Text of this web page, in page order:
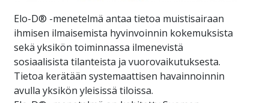
Elo-D® -menetelmä antaa tietoa muistisairaan
ihmisen ilmaisemista hyvinvoinnin kokemuksista
sekä yksikön toiminnassa ilmenevistä
sosiaalisista tilanteista ja vuorovaikutuksesta.
Tietoa kerätään systemaattisen havainnoinnin
avulla yksikön yleisissä tiloissa.